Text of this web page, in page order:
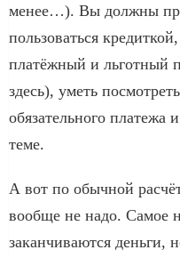
менее…). Вы должны
пользоваться
платёжный и льготный
здесь), уметь
обязательного
теме.
А вот по обычной
вообще не надо. Самое
заканчиваются деньги,